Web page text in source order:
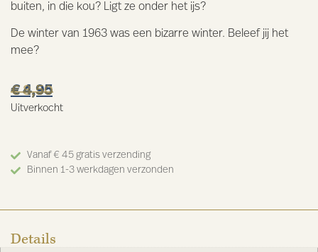
buiten, in die kou? Ligt ze onder het ijs?
De winter van 1963 was een bizarre winter. Beleef jij het
mee?
€8,50
€4,95
Uitverkocht
Vanaf € 45 gratis verzending
Binnen 1-3 werkdagen verzonden
Details